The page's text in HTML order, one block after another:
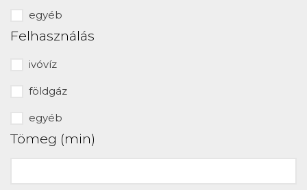
egyéb
Felhasználás
ivóvíz
földgáz
egyéb
Tömeg (min)